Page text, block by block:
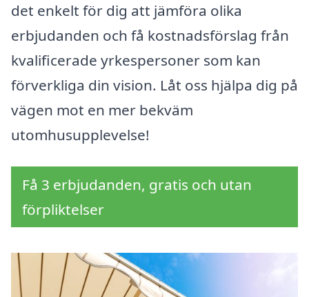
det enkelt för dig att jämföra olika
erbjudanden och få kostnadsförslag från
kvalificerade yrkespersoner som kan
förverkliga din vision. Låt oss hjälpa dig på
vägen mot en mer bekväm
utomhusupplevelse!
Få 3 erbjudanden, gratis och utan
förpliktelser